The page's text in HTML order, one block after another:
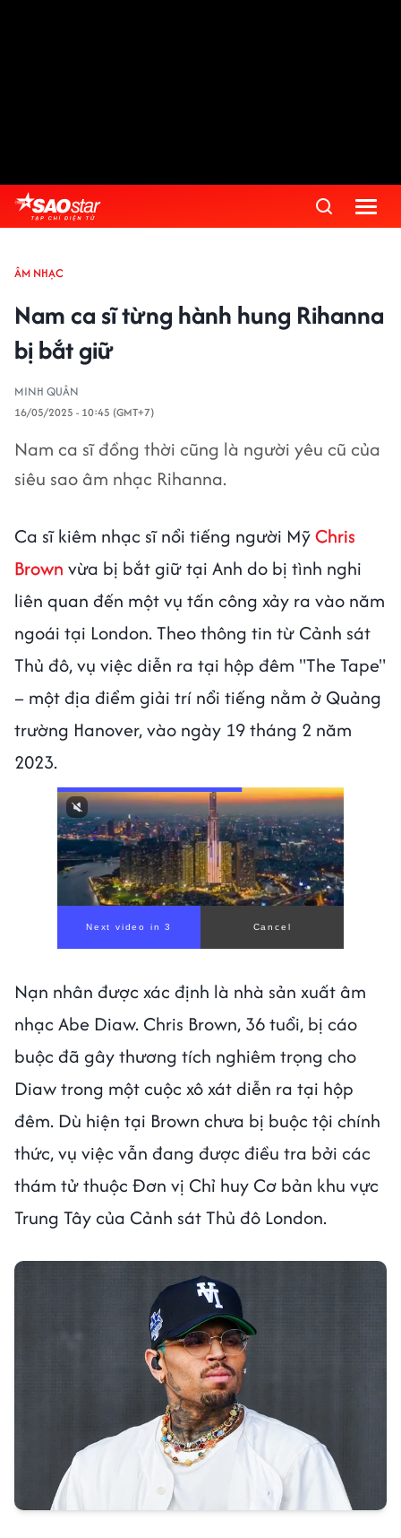
ÂM NHẠC
Nam ca sĩ từng hành hung Rihanna
bị bắt giữ
MINH QUÂN
16/05/2025 - 10:45 (GMT+7)
Nam ca sĩ đồng thời cũng là người yêu cũ của
siêu sao âm nhạc Rihanna.
Ca sĩ kiêm nhạc sĩ nổi tiếng người MỹChris
Brown vừa bị bắt giữ tại Anh do bị tình nghi
liên quan đến một vụ tấn công xảy ra vào năm
ngoái tại London. Theo thông tin từ Cảnh sát
Thủ đô, vụ việc diễn ra tại hộp đêm "The Tape"
– một địa điểm giải trí nổi tiếng nằm ở Quảng
trường Hanover, vào ngày 19 tháng 2 năm
2023.
Next video in 1 Cancel
Nạn nhân được xác định là nhà sản xuất âm
nhạc Abe Diaw. Chris Brown, 36 tuổi, bị cáo
buộc đã gây thương tích nghiêm trọng cho
Diaw trong một cuộc xô xát diễn ra tại hộp
đêm. Dù hiện tại Brown chưa bị buộc tội chính
thức, vụ việc vẫn đang được điều tra bởi các
thám tử thuộc Đơn vị Chỉ huy Cơ bản khu vực
Trung Tây của Cảnh sát Thủ đô London.